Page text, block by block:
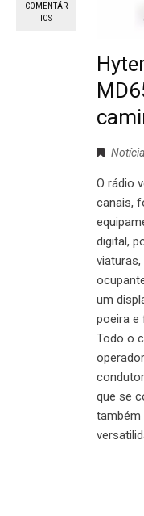
COMENTÁR
IOS
O rádio
canais,
digital,
um
poeira e
Todo o
que se
também